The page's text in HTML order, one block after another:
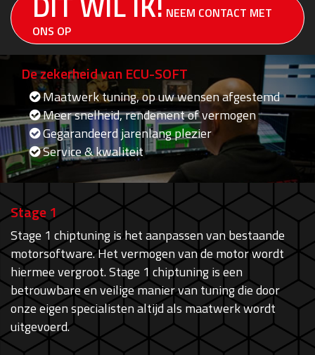
NEEM CONTACT MET
ONS OP
De zekerheid van ECU-SOFT
Maatwerk tuning, op uw wensen afgestemd
Meer snelheid, rendement of vermogen
Gegarandeerd jarenlang plezier
Service & kwaliteit
Stage 1
Stage 1 chiptuning is het aanpassen van bestaande
motorsoftware. Het vermogen van de motor wordt
hiermee vergroot. Stage 1 chiptuning is een
betrouwbare en veilige manier van tuning die door
onze eigen specialisten altijd als maatwerk wordt
uitgevoerd.